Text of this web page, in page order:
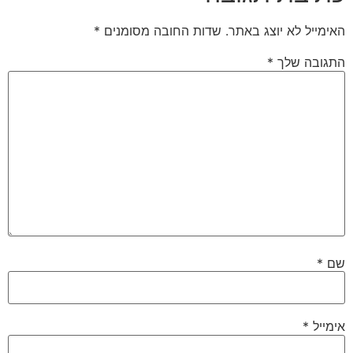
האימייל לא יוצג באתר. שדות החובה מסומנים *
התגובה שלך *
שם *
אימייל *